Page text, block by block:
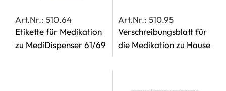
Art.Nr.: 510.64
Etikette für Medikation
zu MediDispenser 61/69
Art.Nr.: 510.95
Verschreibungsblatt für
die Medikation zu Hause